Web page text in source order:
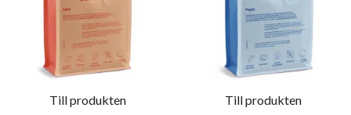
Till produkten Till produkten